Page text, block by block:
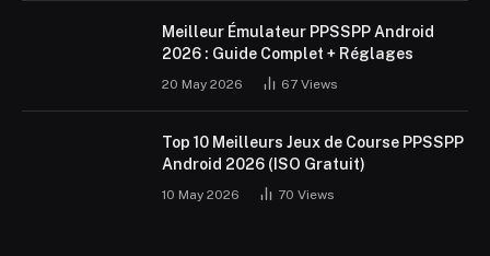
Meilleur Émulateur PPSSPP Android
2026 : Guide Complet + Réglages
20 May 2026 67 Views
Top 10 Meilleurs Jeux de Course PPSSPP
Android 2026 (ISO Gratuit)
10 May 2026 70 Views